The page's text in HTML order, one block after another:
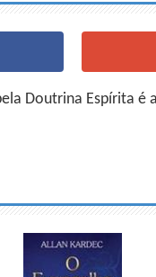
Doutrina Espírita é